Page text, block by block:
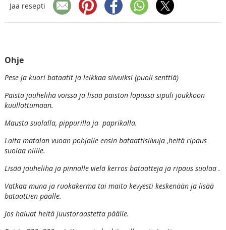
Jaa resepti
Ohje
Pese ja kuori bataatit ja leikkaa siivuiksi (puoli senttiä)
Paista jauheliha voissa ja lisää paiston lopussa sipuli joukkoon
kuullottumaan.
Mausta suolalla, pippurilla ja paprikalla.
Laita matalan vuoan pohjalle ensin bataattisiivuja ,heitä ripaus
suolaa niille.
Lisää jauheliha ja pinnalle vielä kerros bataatteja ja ripaus suolaa .
Vatkaa muna ja ruokakerma tai maito kevyesti keskenään ja lisää
bataattien päälle.
Jos haluat heitä juustoraastetta päälle.